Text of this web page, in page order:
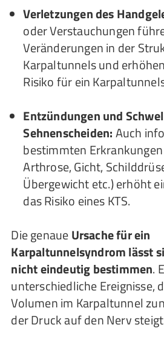
Verletzungen des
oder Verstauchungen
Veränderungen in der
Karpaltunnels und
Risiko für ein
Entzündungen und
Sehnenscheiden:Auch
bestimmten
Arthrose, Gicht,
Übergewicht etc.) erhöht
das Risiko eines KTS.
Die genaueUrsache für ein
Karpaltunnelsyndrom lässt
nicht eindeutig bestimmen.
unterschiedliche Ereignisse,
Volumen im Karpaltunnel
der Druck auf den Nerv